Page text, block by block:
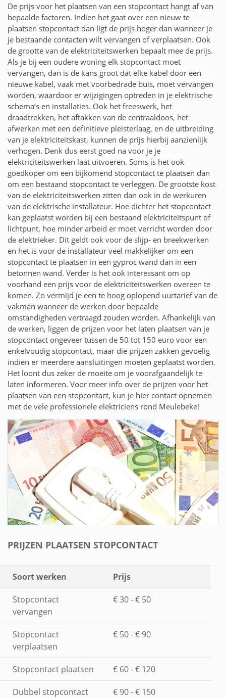
De prijs voor het plaatsen van een stopcontact hangt af van
bepaalde factoren. Indien het gaat over een nieuw te
plaatsen stopcontact dan ligt de prijs hoger dan wanneer je
je bestaande contacten wilt vervangen of verplaatsen. Ook
de grootte van de elektriciteitswerken bepaalt mee de prijs.
Als je bij een oudere woning elk stopcontact moet
vervangen, dan is de kans groot dat elke kabel door een
nieuwe kabel, vaak met voorbedrade buis, moet vervangen
worden, waardoor er wijzigingen optreden in je elektrische
schema’s en installaties. Ook het freeswerk, het
draadtrekken, het aftakken van de centraaldoos, het
afwerken met een definitieve pleisterlaag, en de uitbreiding
van je elektriciteitskast, kunnen de prijs hierbij aanzienlijk
verhogen. Denk dus eerst goed na voor je je
elektriciteitswerken laat uitvoeren. Soms is het ook
goedkoper om een bijkomend stopcontact te plaatsen dan
om een bestaand stopcontact te verleggen. De grootste kost
van de elektriciteitswerken zitten dan ook in de werkuren
van de elektrische installateur. Hoe dichter het stopcontact
kan geplaatst worden bij een bestaand elektriciteitspunt of
lichtpunt, hoe minder arbeid er moet verricht worden door
de elektrieker. Dit geldt ook voor de slijp- en breekwerken
en het is voor de installateur veel makkelijker om een
stopcontact te plaatsen in een gyproc wand dan in een
betonnen wand. Verder is het ook interessant om op
voorhand een prijs voor de elektriciteitswerken overeen te
komen. Zo vermijd je een te hoog oplopend uurtarief van de
vakman wanneer de werken door bepaalde
omstandigheden vertraagd zouden worden. Afhankelijk van
de werken, liggen de prijzen voor het laten plaatsen van je
stopcontact ongeveer tussen de 50 tot 150 euro voor een
enkelvoudig stopcontact, maar die prijzen zakken gevoelig
indien er meerdere aansluitingen moeten geplaatst worden.
Het loont dus zeker de moeite om je voorafgaandelijk te
laten informeren. Voor meer info over de prijzen voor het
plaatsen van een stopcontact, kun je hier contact opnemen
met de vele professionele elektriciens rond Meulebeke!
PRIJZEN PLAATSEN STOPCONTACT
Soort werken Prijs
Stopcontact
vervangen
€ 30 - € 50
Stopcontact
verplaatsen
€ 50 - € 90
Stopcontact plaatsen € 60 - € 120
Dubbel stopcontact
€ 90 - € 150